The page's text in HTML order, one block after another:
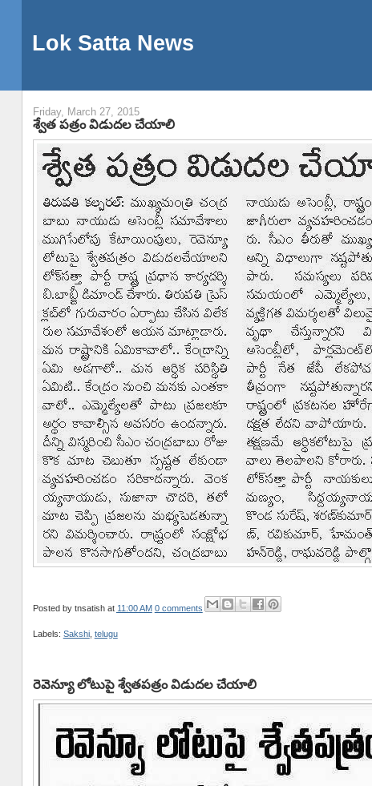
Lok Satta News
Friday, March 27, 2015
శ్వేత పత్రం విడుదల చేయాలి
Posted by tnsatish at 11:00 AM 0 comments
Labels: Sakshi, telugu
రెవెన్యూ లోటుపై శ్వేతపత్రం విడుదల చేయాలి